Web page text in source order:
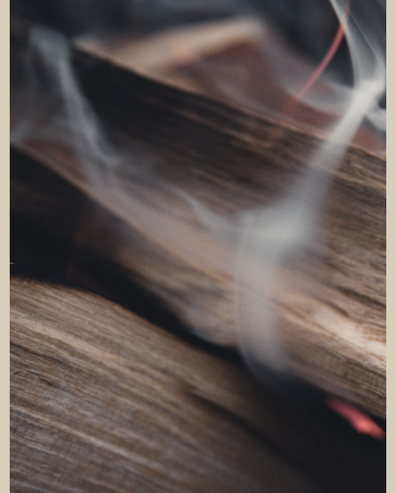
TELEFONNUMMER
PERSONENZAHL
ICH MELDE MICH HIERMIT FÜR DEN KURS AN UND
VERSICHERE,
DASS ICH MICH IM FALLE VON VERHINDERUNG
FRÜHZEITIG
SCHRIFTLICH ODER TELEFONISCH ABMELDE.